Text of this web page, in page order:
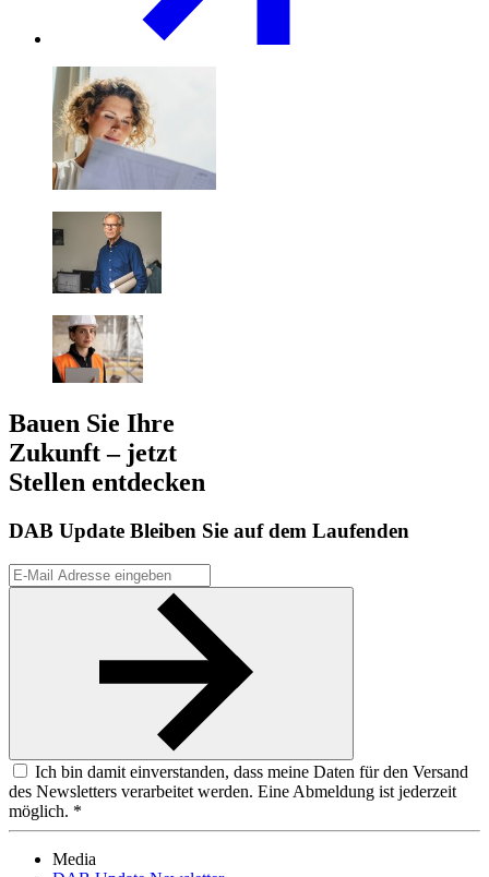
Bauen Sie Ihre
Zukunft – jetzt
Stellen entdecken
DAB Update Bleiben Sie auf dem Laufenden
Ich bin damit einverstanden, dass meine Daten für den Versand
des Newsletters verarbeitet werden. Eine Abmeldung ist jederzeit
möglich. *
Media